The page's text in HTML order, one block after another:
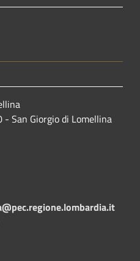
San Giorgio di Lomellina